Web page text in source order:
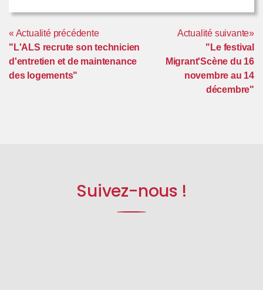
« Actualité précédente
"L'ALS recrute son technicien
d'entretien et de maintenance
des logements"
Actualité suivante»
"Le festival
Migrant'Scène du 16
novembre au 14
décembre"
Suivez-nous !